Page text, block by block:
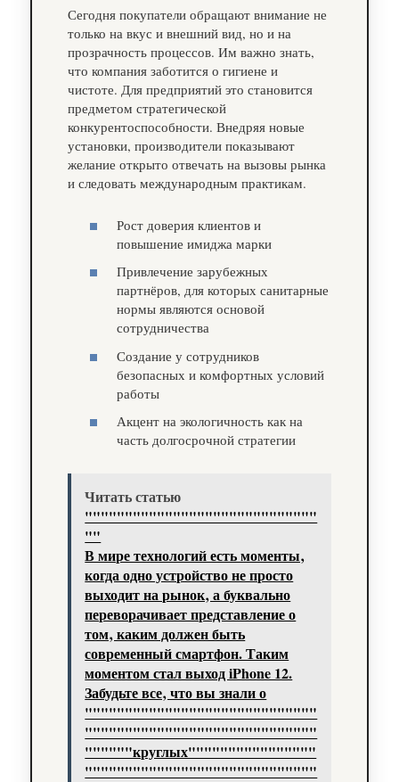
Сегодня покупатели обращают внимание не
только на вкус и внешний вид, но и на
прозрачность процессов. Им важно знать,
что компания заботится о гигиене и
чистоте. Для предприятий это становится
предметом стратегической
конкурентоспособности. Внедряя новые
установки, производители показывают
желание открыто отвечать на вызовы рынка
и следовать международным практикам.
Рост доверия клиентов и
повышение имиджа марки
Привлечение зарубежных
партнёров, для которых санитарные
нормы являются основой
сотрудничества
Создание у сотрудников
безопасных и комфортных условий
работы
Акцент на экологичность как на
часть долгосрочной стратегии
Читать статью
"""""""""""""""""""""""""""""
""
В мире технологий есть моменты‚
когда одно устройство не просто
выходит на рынок‚ а буквально
переворачивает представление о
том‚ каким должен быть
современный смартфон. Таким
моментом стал выход iPhone 12.
Забудьте все‚ что вы знали о
"""""""""""""""""""""""""""""
"""""""""""""""""""""""""""""
""""""круглых""""""""""""""""
"""""""""""""""""""""""""""""